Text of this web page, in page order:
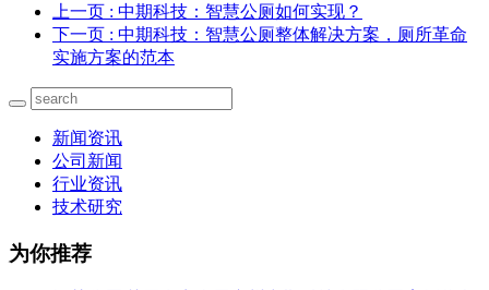
上一页 : 中期科技：智慧公厕如何实现？
下一页 : 中期科技：智慧公厕整体解决方案，厕所革命
实施方案的范本
新闻资讯
公司新闻
行业资讯
技术研究
为你推荐